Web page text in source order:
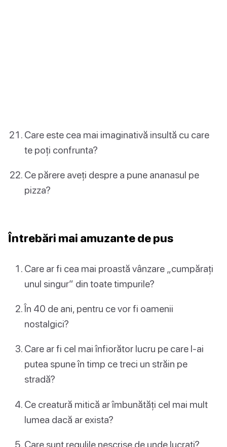
Care este cea mai imaginativă insultă cu care
te poți confrunta?
Ce părere aveți despre a pune ananasul pe
pizza?
Întrebări mai amuzante de pus
Care ar fi cea mai proastă vânzare „cumpărați
unul singur” din toate timpurile?
În 40 de ani, pentru ce vor fi oamenii
nostalgici?
Care ar fi cel mai înfiorător lucru pe care l-ai
putea spune în timp ce treci un străin pe
stradă?
Ce creatură mitică ar îmbunătăți cel mai mult
lumea dacă ar exista?
Care sunt regulile nescrise de unde lucrați?